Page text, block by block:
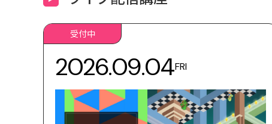
受付中
2026.09.04FRI